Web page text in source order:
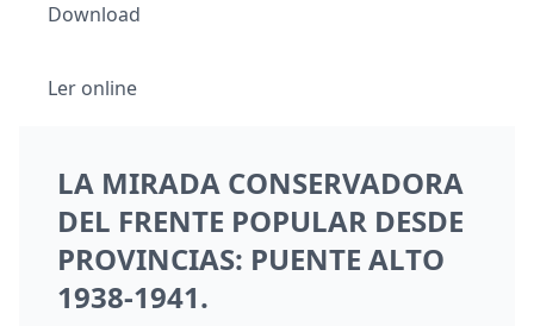
Download
Ler online
LA MIRADA CONSERVADORA
DEL FRENTE POPULAR DESDE
PROVINCIAS: PUENTE ALTO
1938-1941.